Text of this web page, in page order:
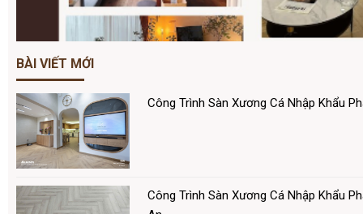
BÀI VIẾT MỚI
Công Trình Sàn Xương Cá Nhập Khẩu
Công Trình Sàn Xương Cá Nhập Khẩu